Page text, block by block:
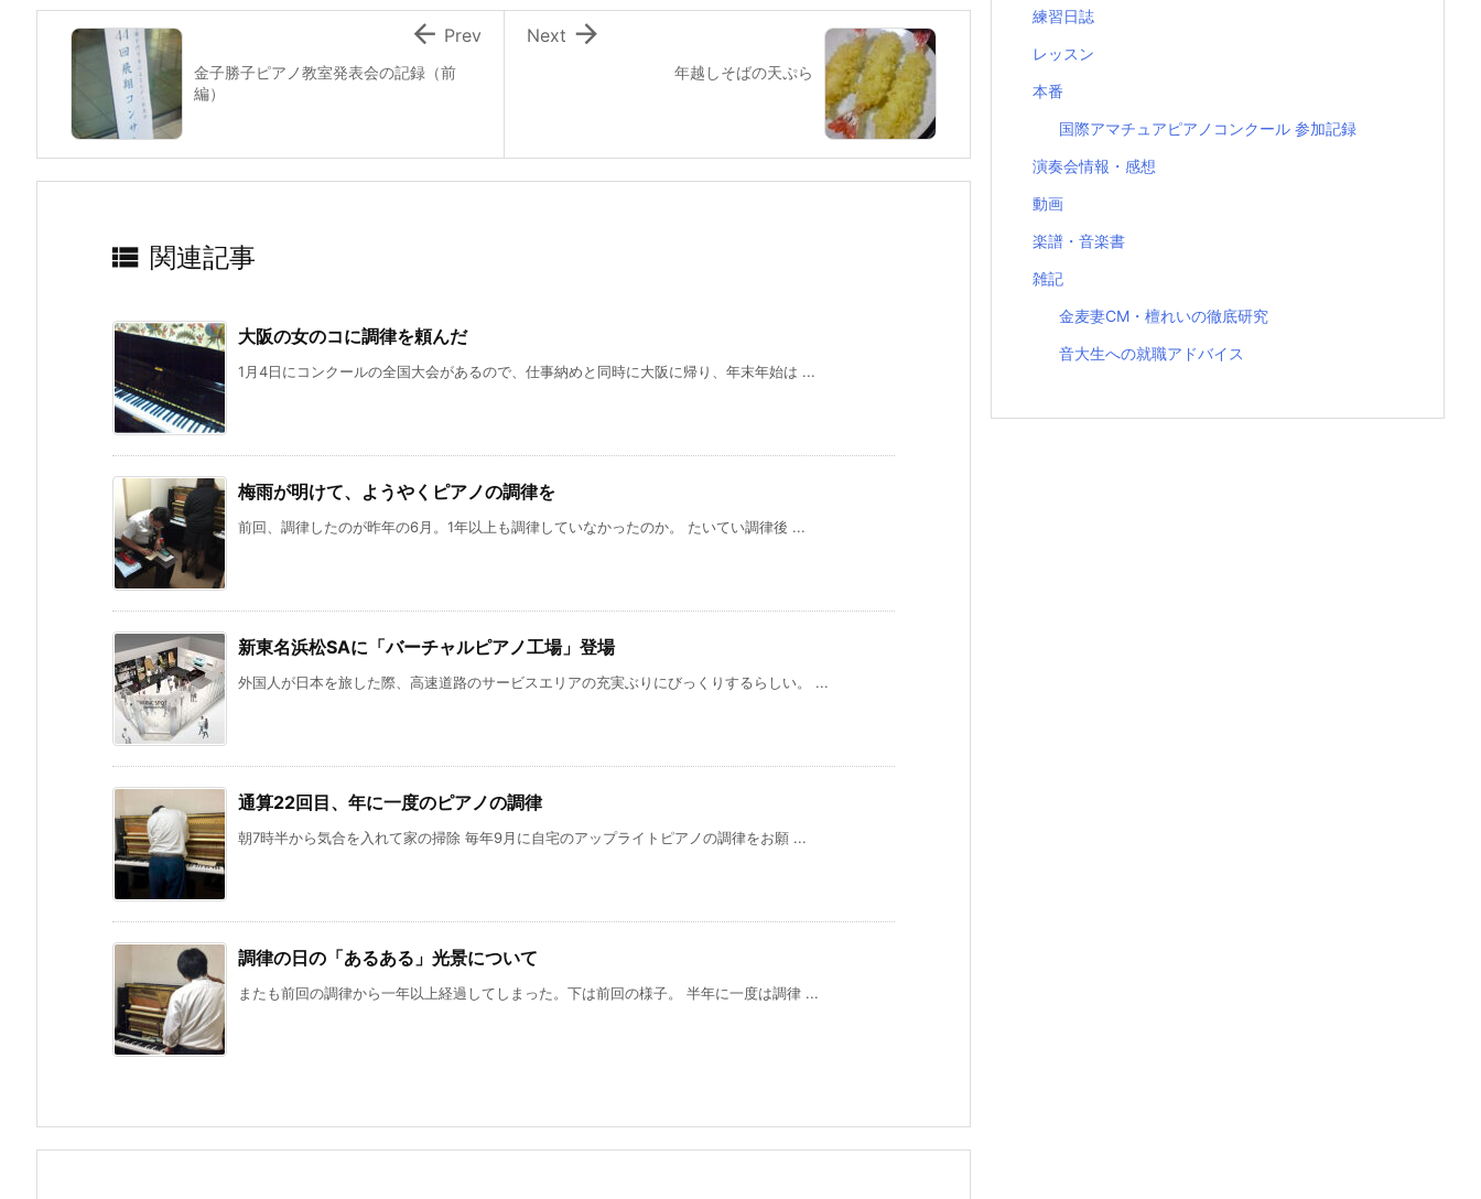
年越しそばの天ぷら

Next
金子勝子ピアノ教室発表会の記録（前
編）
 Prev
 関連記事
大阪の女のコに調律を頼んだ
1月4日にコンクールの全国大会があるので、仕事納めと同時に大阪に帰り、年末年始は ...
梅雨が明けて、ようやくピアノの調律を
前回、調律したのが昨年の6月。1年以上も調律していなかったのか。 たいてい調律後 ...
新東名浜松SAに「バーチャルピアノ工場」登場
外国人が日本を旅した際、高速道路のサービスエリアの充実ぶりにびっくりするらしい。 ...
通算22回目、年に一度のピアノの調律
朝7時半から気合を入れて家の掃除 毎年9月に自宅のアップライトピアノの調律をお願 ...
調律の日の「あるある」光景について
またも前回の調律から一年以上経過してしまった。下は前回の様子。 半年に一度は調律 ...
練習日誌
レッスン
本番
国際アマチュアピアノコンクール 参加記録
演奏会情報・感想
動画
楽譜・音楽書
雑記
金麦妻CM・檀れいの徹底研究
音大生への就職アドバイス